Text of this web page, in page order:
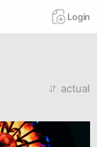
Login
actual